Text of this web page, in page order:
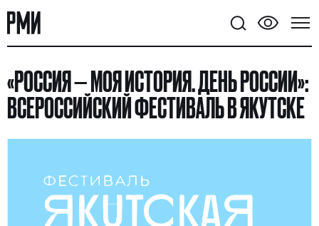
«РОССИЯ — МОЯ ИСТОРИЯ. ДЕНЬ РОССИИ»:
ВСЕРОССИЙСКИЙ ФЕСТИВАЛЬ В ЯКУТСКЕ